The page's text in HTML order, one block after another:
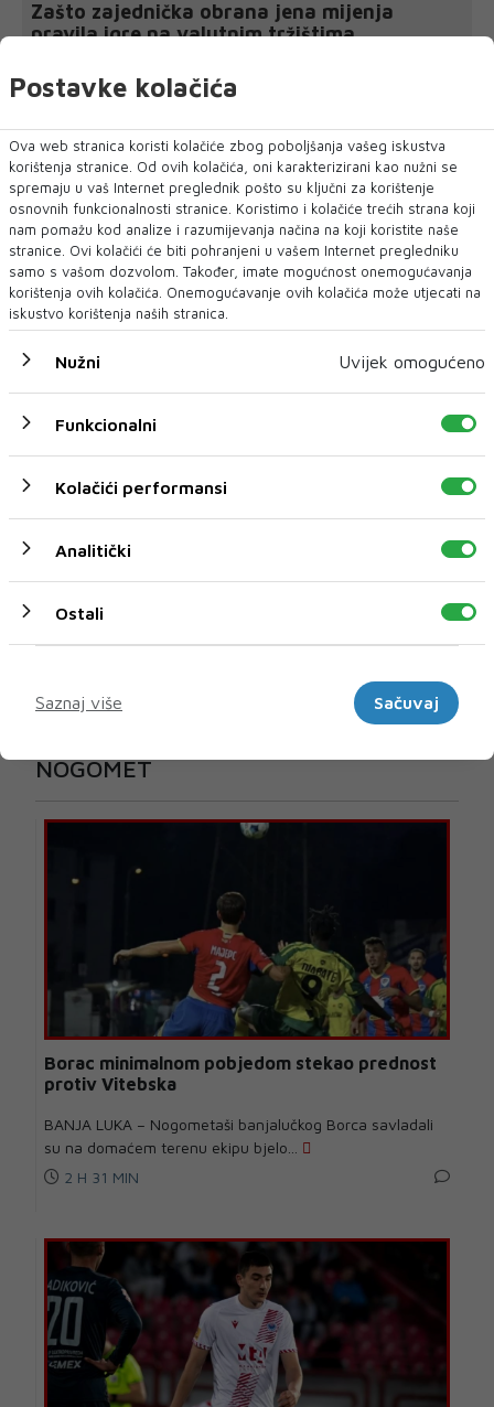
Zašto zajednička obrana jena mijenja
pravila igre na valutnim tržištima
NOGOMET
Borac minimalnom pobjedom stekao prednost
protiv Vitebska
BANJA LUKA – Nogometaši banjalučkog Borca savladali
su na domaćem terenu ekipu bjelo...
2 H 31 MIN
Postavke kolačića
Ova web stranica koristi kolačiće zbog poboljšanja vašeg iskustva
korištenja stranice. Od ovih kolačića, oni karakterizirani kao nužni se
spremaju u vaš Internet preglednik pošto su ključni za korištenje
osnovnih funkcionalnosti stranice. Koristimo i kolačiće trećih strana koji
nam pomažu kod analize i razumijevanja načina na koji koristite naše
stranice. Ovi kolačići će biti pohranjeni u vašem Internet pregledniku
samo s vašom dozvolom. Također, imate mogućnost onemogućavanja
korištenja ovih kolačića. Onemogućavanje ovih kolačića može utjecati na
iskustvo korištenja naših stranica.
Nužni Uvijek omogućeno
Funkcionalni
Kolačići performansi
Analitički
Ostali
Saznaj više
Sačuvaj